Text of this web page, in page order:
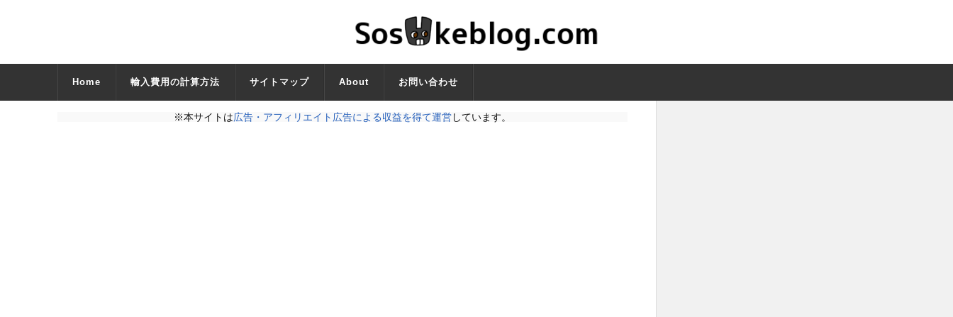
Home 輸入費用の計算方法 サイトマップ About お問い合わせ
※本サイトは広告・アフィリエイト広告による収益を得て運営しています。